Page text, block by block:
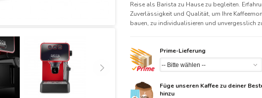
Reise als Barista zu Hause zu begleiten.
Zuverlässigkeit und Qualität, um Ihre
bauen, zu individualisieren und unvergesslich
Prime-Lieferung
Füge unseren Kaffee zu deiner
hinzu